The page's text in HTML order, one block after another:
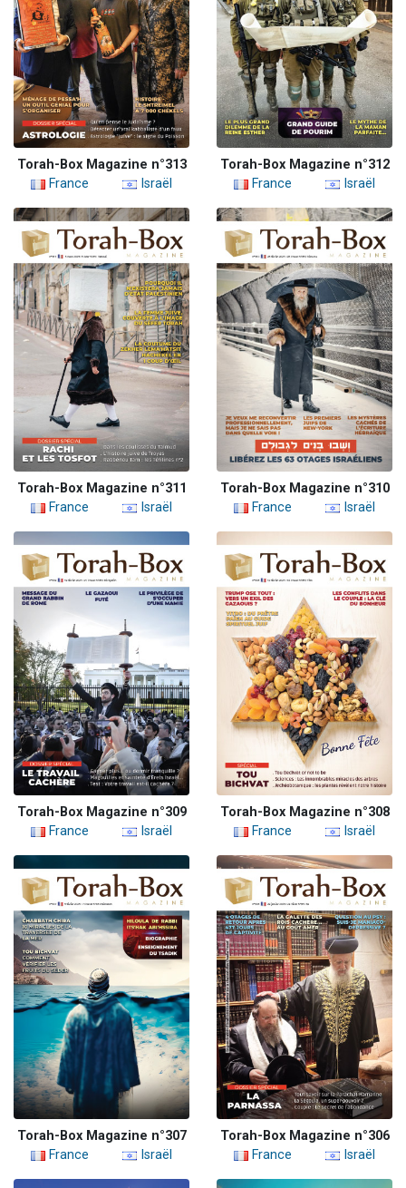
Torah-Box Magazine n°313
France
Israël
Torah-Box Magazine n°312
France
Israël
Torah-Box Magazine n°311
France
Israël
Torah-Box Magazine n°310
France
Israël
Torah-Box Magazine n°309
France
Israël
Torah-Box Magazine n°308
France
Israël
Torah-Box Magazine n°307
France
Israël
Torah-Box Magazine n°306
France
Israël